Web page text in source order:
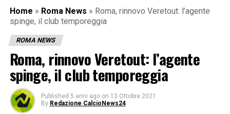
Home » Roma News » Roma, rinnovo Veretout: l’agente
spinge, il club temporeggia
ROMA NEWS
Roma, rinnovo Veretout: l’agente
spinge, il club temporeggia
Published 5 anni ago on 13 Ottobre 2021
By Redazione CalcioNews24